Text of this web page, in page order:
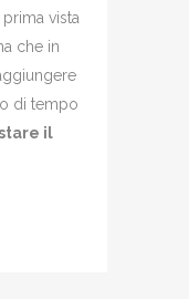
vista
che in
di tempo
il